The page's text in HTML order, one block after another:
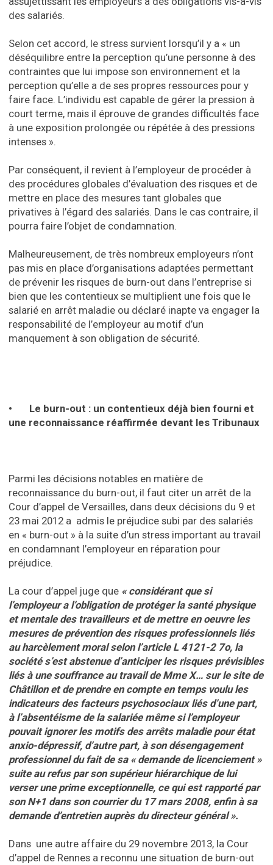
des salariés.
Selon cet accord, le stress survient lorsqu’il y a « un
déséquilibre entre la perception qu’une personne à des
contraintes que lui impose son environnement et la
perception qu’elle a de ses propres ressources pour y
faire face. L’individu est capable de gérer la pression à
court terme, mais il éprouve de grandes difficultés face
à une exposition prolongée ou répétée à des pressions
intenses ».
Par conséquent, il revient à l’employeur de procéder à
des procédures globales d’évaluation des risques et de
mettre en place des mesures tant globales que
privatives à l’égard des salariés. Dans le cas contraire, il
pourra faire l’objet de condamnation.
Malheureusement, de très nombreux employeurs n’ont
pas mis en place d’organisations adaptées permettant
de prévenir les risques de burn-out dans l’entreprise si
bien que les contentieux se multiplient une fois que le
salarié en arrêt maladie ou déclaré inapte va engager la
responsabilité de l’employeur au motif d’un
manquement à son obligation de sécurité.
• Le burn-out : un contentieux déjà bien fourni et
une reconnaissance réaffirmée devant les Tribunaux
Parmi les décisions notables en matière de
reconnaissance du burn-out, il faut citer un arrêt de la
Cour d’appel de Versailles, dans deux décisions du 9 et
23 mai 2012 a admis le préjudice subi par des salariés
en « burn-out » à la suite d’un stress important au travail
en condamnant l’employeur en réparation pour
préjudice.
La cour d’appel juge que « considérant que si
l’employeur a l’obligation de protéger la santé physique
et mentale des travailleurs et de mettre en oeuvre les
mesures de prévention des risques professionnels liés
au harcèlement moral selon l’article L 4121-2 7o, la
société s’est abstenue d’anticiper les risques prévisibles
liés à une souffrance au travail de Mme X… sur le site de
Châtillon et de prendre en compte en temps voulu les
indicateurs des facteurs psychosociaux liés d’une part,
à l’absentéisme de la salariée même si l’employeur
pouvait ignorer les motifs des arrêts maladie pour état
anxio-dépressif, d’autre part, à son désengagement
professionnel du fait de sa « demande de licenciement »
suite au refus par son supérieur hiérarchique de lui
verser une prime exceptionnelle, ce qui est rapporté par
son N+1 dans son courrier du 17 mars 2008, enfin à sa
demande d’entretien auprès du directeur général ».
Dans une autre affaire du 29 novembre 2013, la Cour
d’appel de Rennes a reconnu une situation de burn-out